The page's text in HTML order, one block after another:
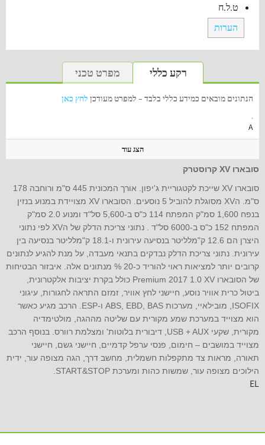
ט.ל.ח
הערות
רקע כללי מפרט טכני
הנתונים מובאים כמידע כללי בלבד – למפרט מעודכן לחץ כאן
.
A
הצג עוד
סובארו‬ ‫XV‬ קרוסטרק
סובארו‬ ‫XV‬ שייכת לקטגוריית ג'יפון. אורך המכונית 445 ס"מ ורוחבה 178
ס"מ. ה‫XV‬ מסוגלת להוביל 5 נוסעים. ה‫סובארו‬ ‫XV‬ מצויידת במנוע בנזין
בנפח 1,600 סמ"ק המפתח 114 כ"ס ב-5,600 סל"ד ומנוע 2.0 סמ"ק
המפתח 152 כ"ס ב-6000 סל"ד . נתוני צריכת הדלק של ה‫XV‬ לפי נתוני
היצרן הם 12.6 ק"מלליטר בנסיעה עירונית ו-18.1 ק"מלליטר בנסיעה בין
עירונית. נתוני צריכת הדלק נבדקים בתנאי מעבדה, על מנת להגיע לנתונים
קרובים יותר למציאות ראוי להוריד כ-20 % מנתונים אלה. איבזור הבטיחות
של ה‫סובארו‬ ‫XV‬ 1.0 2017 ‫Premium‬ כולל בקרת יציבות אלקטרונית,
ביטול כרית אוויר נוסע, חיישני לחץ אוויר, זמזם התראה לחגורות, עיגוני
ISOFIX, מובילאיי, מערכות ABS, EBD, BAS ו-ESP. הרכב מגיע כאשר
הוא מצוייד במערכת שמע מקורית עם שליטה מההגה, מולטימדיה
מקורית, שקעי USB + AUX, דיבורית בלוטות' ומצלמת רוורס. בנוסף הרכב
מצוייד במושבים – חימום, פנסי ערפל קדמיים, חיישני גשם, חיישני
תאורה, מראות צד מתקפלות חשמלית, מחשב דרך, הגה מצופה עור, ידית
הילוכים מצופה עור, שמשות כהות ומערכת START&STOP.
EL